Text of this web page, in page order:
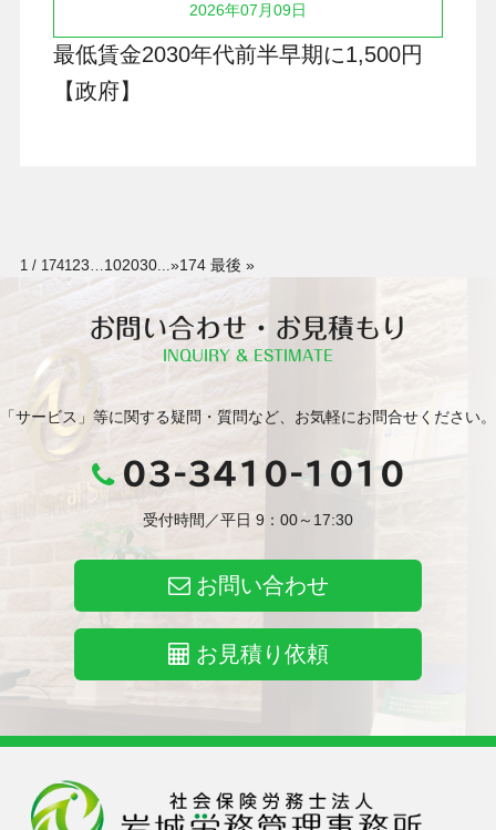
2026年07月09日
最低賃金2030年代前半早期に1,500円
【政府】
1 / 174123…102030...»174 最後 »
お問い合わせ・お見積もり
INQUIRY & ESTIMATE
「サービス」等に関する疑問・質問など、お気軽にお問合せください。
03-3410-1010
受付時間／平日 9：00～17:30
お問い合わせ
お見積り依頼